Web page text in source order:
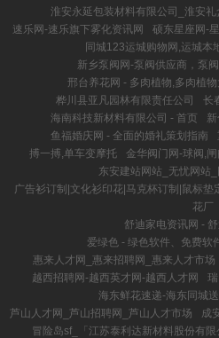
淮安永延包装材料有限公司_淮安
速乐网-速乐旗下雾化资讯网
硕东星座网-
同城123运城购物网,运城本
新乡泵阀网-泵阀供应商，泵
邢台养花网 - 多肉植物,多肉植
桦川县亚凡园林有限责任公司
长
海南科技新材料有限公司 - 首页
鱼福婚庆网 - 全面的婚礼策划指南
搏一搏,单车变摩托
金华阀门网-球阀,
东安建站网站_无忧网站
广告衫订制|文化衫印花|马克杯订制|鼠标
花厂
舒迪家电资讯网 -
爱绿色 - 绿色软件、免费软
惠来人才网_惠来招聘网_惠来人才市场
越西招聘网-越西英才网-越西人才网
海东鲜花速递-海东同城
芦山人才网_芦山招聘网_芦山人才市场
成
冒险岛sf_「江苏泰利达新材料股份有限